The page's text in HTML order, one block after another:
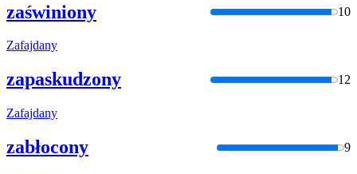
zaświniony 10
Zafajdany
zapaskudzony 12
Zafajdany
zabłocony 9